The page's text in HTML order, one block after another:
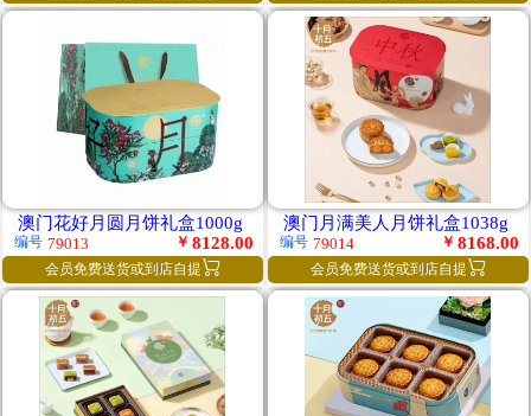
澳门花好月圆月饼礼盒1000g
编号 79013 ￥ 8128.00
会员免费送货或到店自提 
澳门月满美人月饼礼盒1038g
编号 79014 ￥ 8168.00
会员免费送货或到店自提 